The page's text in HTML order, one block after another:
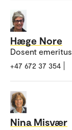
Hæge Nore
Dosent emeritus
+47 672 37 354
Nina Misvær